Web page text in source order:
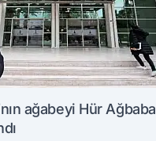
ağabeyi Hür Ağbaba